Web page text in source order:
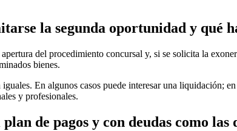
la segunda oportunidad y qué
del procedimiento concursal y, si se solicita la
bienes.
En algunos casos puede interesar una liquidación;
y profesionales.
de pagos y con deudas como